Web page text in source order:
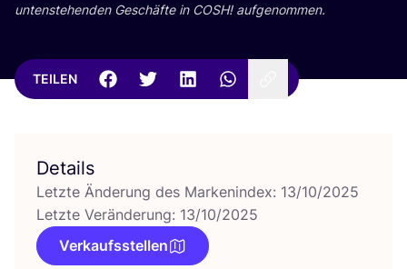
unten­ste­hen­den Geschäf­te in COSH! aufgenommen.
TEILEN
Details
Letzte Änderung des Markenindex: 13/10/2025
Letzte Veränderung: 13/10/2025
Verkaufsstellen